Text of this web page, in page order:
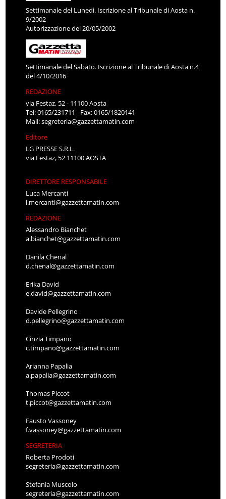
Settimanale del Lunedì. Iscrizione al Tribunale di Aosta n.
9/2002
Autorizzazione del 20/05/2002
Settimanale del Sabato. Iscrizione al Tribunale di Aosta n.4
del 4/10/2016
REDAZIONE
via Festaz, 52 - 11100 Aosta
Tel: 0165/231711 - Fax: 0165/1820141
Mail:segreteria@gazzettamatin.com
Editore
LG PRESSE S.R.L.
via Festaz, 52 11100 AOSTA
DIRETTORE RESPONSABILE
Luca Mercanti
l.mercanti@gazzettamatin.com
REDAZIONE
Alessandro Bianchet
a.bianchet@gazzettamatin.com
Danila Chenal
d.chenal@gazzettamatin.com
Erika David
e.david@gazzettamatin.com
Davide Pellegrino
d.pellegrino@gazzettamatin.com
Cinzia Timpano
c.timpano@gazzettamatin.com
Arianna Papalia
a.papalia@gazzettamatin.com
Thomas Piccot
t.piccot@gazzettamatin.com
Fausto Vassoney
f.vassoney@gazzettamatin.com
SEGRETERIA
Roberta Prodoti
segreteria@gazzettamatin.com
Stefania Muscolo
segreteria@gazzettamatin.com